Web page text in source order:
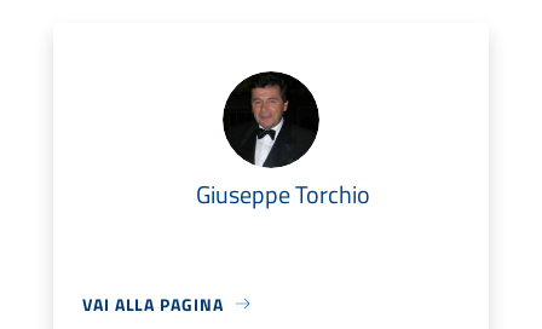
Giuseppe Torchio
VAI ALLA PAGINA